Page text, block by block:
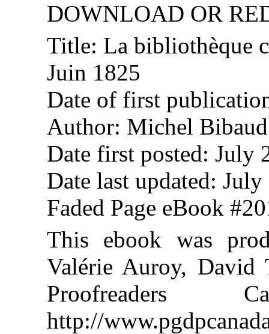
DOWNLOAD OR
Title: La bibliothèque
Juin 1825
Date of first
Author: Michel
Date first posted: July
Date last updated:
Faded Page eBook
This ebook was
Valérie Auroy, David
Proofreaders
http://